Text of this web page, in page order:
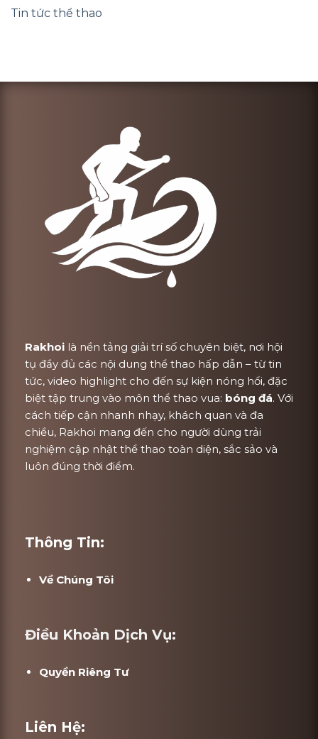
Tin tức thể thao
Rakhoi là nền tảng giải trí số chuyên biệt, nơi hội
tụ đầy đủ các nội dung thể thao hấp dẫn – từ tin
tức, video highlight cho đến sự kiện nóng hổi, đặc
biệt tập trung vào môn thể thao vua: bóng đá. Với
cách tiếp cận nhanh nhạy, khách quan và đa
chiều, Rakhoi mang đến cho người dùng trải
nghiệm cập nhật thể thao toàn diện, sắc sảo và
luôn đúng thời điểm.
Thông Tin:
Về Chúng Tôi
Điều Khoản Dịch Vụ:
Quyền Riêng Tư
Liên Hệ: